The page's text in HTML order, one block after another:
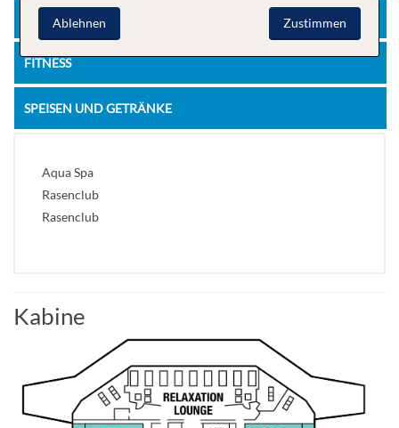
ERHOLUNG
FITNESS
SPEISEN UND GETRÄNKE
Aqua Spa
Rasenclub
Rasenclub
Kabine
Zustimmen
Ablehnen